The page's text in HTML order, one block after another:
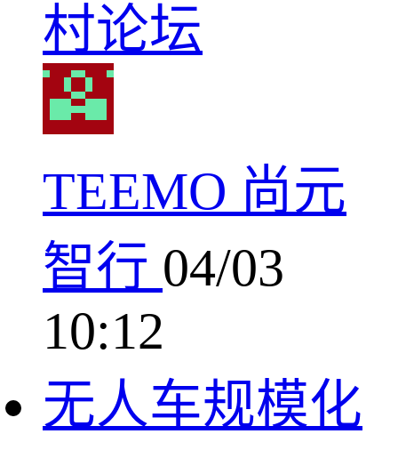
村论坛
TEEMO 尚元
智行 04/03
10:12
无人车规模化